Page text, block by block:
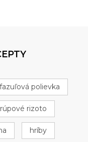
fazuľová polievka
rizoto
hríby